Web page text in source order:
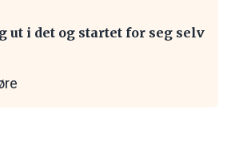
ut i det og startet for seg selv